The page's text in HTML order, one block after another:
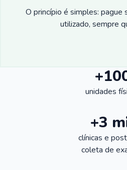
O princípio é simples:
utilizado, sempre
unidades
+3
clínicas e
coleta de